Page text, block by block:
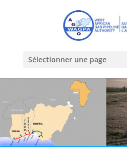
Sélectionner une page